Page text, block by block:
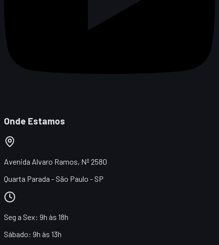
Onde Estamos
Avenida Alvaro Ramos, Nº 2580
Quarta Parada - São Paulo - SP
Seg a Sex: 9h às 18h
Sábado: 9h às 13h